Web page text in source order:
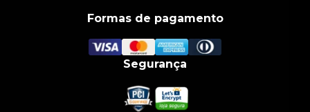
Formas de pagamento
Segurança